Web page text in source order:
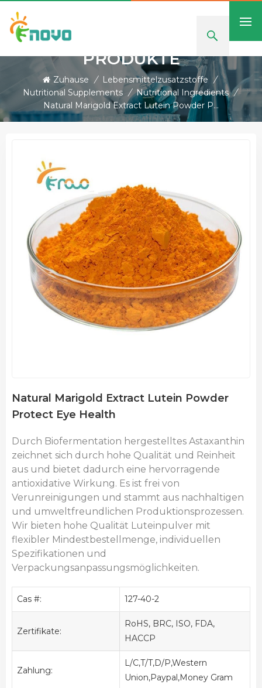
PRODUKTE
Zuhause / Lebensmittelzusatzstoffe /
Nutritional Supplements / Nutritional Ingredients /
Natural Marigold Extract Lutein Powder Protect Eye Health
Natural Marigold Extract Lutein Powder
Protect Eye Health
Durch Biofermentation hergestelltes Astaxanthin
zeichnet sich durch hohe Qualität und Reinheit
aus und bietet dadurch eine hervorragende
antioxidative Wirkung. Es ist frei von
Verunreinigungen und stammt aus nachhaltigen
und umweltfreundlichen Produktionsprozessen.
Wir bieten hohe Qualität Luteinpulver mit
flexibler Mindestbestellmenge, individuellen
Spezifikationen und
Verpackungsanpassungsmöglichkeiten.
Cas #: 127-40-2
Zertifikate:
RoHS, BRC, ISO, FDA,
HACCP
Zahlung:
L/C,T/T,D/P,Western
Union,Paypal,Money Gram